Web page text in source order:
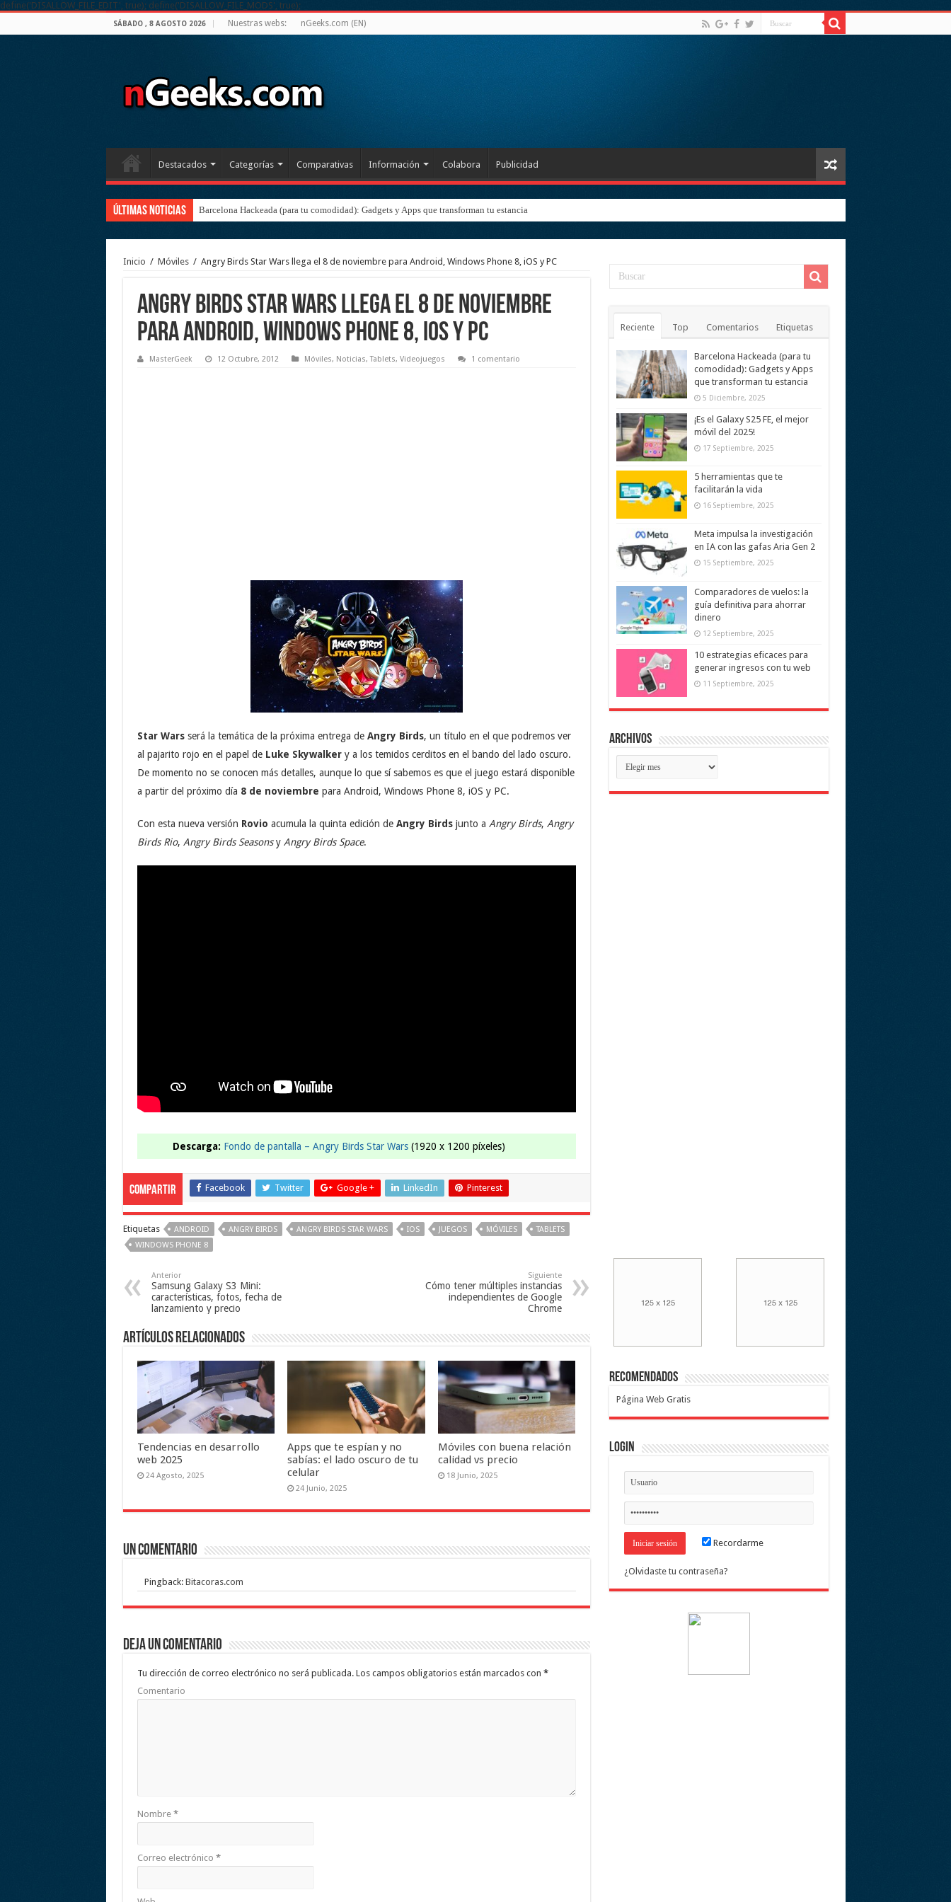
define('DISALLOW_FILE_EDIT', true); define('DISALLOW_FILE_MODS', true);
SÁBADO , 8 AGOSTO 2026 Nuestras webs: nGeeks.com (EN)
Destacados Categorías Comparativas Información Colabora Publicidad
Últimas noticias Barcelona Hackeada (para tu comodidad): Gadgets y Apps que transforman tu estancia
Inicio / Móviles / Angry Birds Star Wars llega el 8 de noviembre para Android, Windows Phone 8, iOS y PC
Angry Birds Star Wars llega el 8 de noviembre
para Android, Windows Phone 8, iOS y PC
MasterGeek 12 Octubre, 2012 Móviles, Noticias,Tablets, Videojuegos 1 comentario
Star Warsserá la temática de la próxima entrega de Angry Birds, un título en el que podremos ver
al pajarito rojo en el papel de Luke Skywalkery a los temidos cerditos en el bando del lado oscuro.
De momento no se conocen más detalles, aunque lo que sí sabemos es que el juego estará disponible
a partir del próximo día 8 de noviembre para Android, Windows Phone 8, iOS y PC.
Con esta nueva versión Rovio acumula la quinta edición de Angry Birdsjunto a Angry Birds, Angry
Birds Rio, Angry Birds Seasonsy Angry Birds Space.
Descarga: Fondo de pantalla – Angry Birds Star Wars(1920 x 1200 píxeles)
Compartir Facebook Twitter Google + LinkedIn Pinterest
Etiquetas ANDROID ANGRY BIRDS ANGRY BIRDS STAR WARS IOS JUEGOS MÓVILES
TABLETS
WINDOWS PHONE 8
Anterior
Samsung Galaxy S3 Mini:
características, fotos, fecha de
lanzamiento y precio
Siguiente
Cómo tener múltiples instancias
independientes de Google
Chrome
Artículos relacionados
Tendencias en desarrollo
web 2025
24 Agosto, 2025
Apps que te espían y no
sabías: el lado oscuro de tu
celular
24 Junio, 2025
Móviles con buena relación
calidad vs precio
18 Junio, 2025
Un comentario
Pingback: Bitacoras.com
Deja un comentario
Tu dirección de correo electrónico no será publicada.Los campos obligatorios están marcados con *
Comentario
Nombre *
Correo electrónico *
Reciente Top Comentarios Etiquetas
Barcelona Hackeada (para tu
comodidad): Gadgets y Apps
que transforman tu estancia
5 Diciembre, 2025
¡Es el Galaxy S25 FE, el mejor
móvil del 2025!
17 Septiembre, 2025
5 herramientas que te
facilitarán la vida
16 Septiembre, 2025
Meta impulsa la investigación
en IA con las gafas Aria Gen 2
15 Septiembre, 2025
Comparadores de vuelos: la
guía definitiva para ahorrar
dinero
12 Septiembre, 2025
10 estrategias eficaces para
generar ingresos con tu web
11 Septiembre, 2025
Archivos
Recomendados
Página Web Gratis
Login
Recordarme
¿Olvidaste tu contraseña?